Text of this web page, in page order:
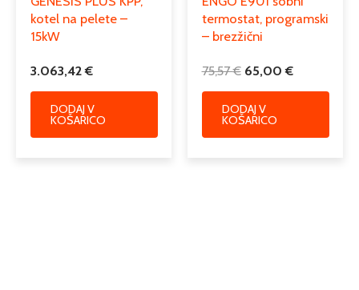
kotel na pelete –
15kW
3.063,42€
DODAJ V
KOŠARICO
termostat, programski
– brezžični
75,57€ 65,00€
DODAJ V
KOŠARICO